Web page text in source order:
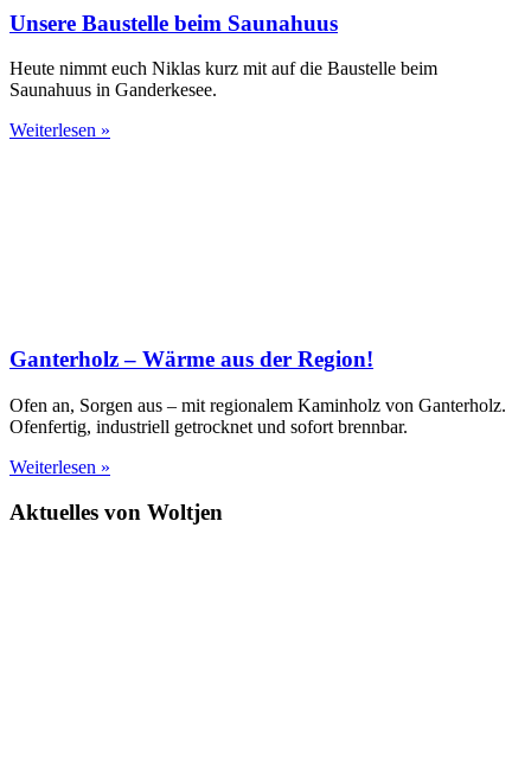
Unsere Baustelle beim Saunahuus
Heute nimmt euch Niklas kurz mit auf die Baustelle beim
Saunahuus in Ganderkesee.
Weiterlesen »
Ganterholz – Wärme aus der Region!
Ofen an, Sorgen aus – mit regionalem Kaminholz von Ganterholz.
Ofenfertig, industriell getrocknet und sofort brennbar.
Weiterlesen »
Aktuelles von Woltjen